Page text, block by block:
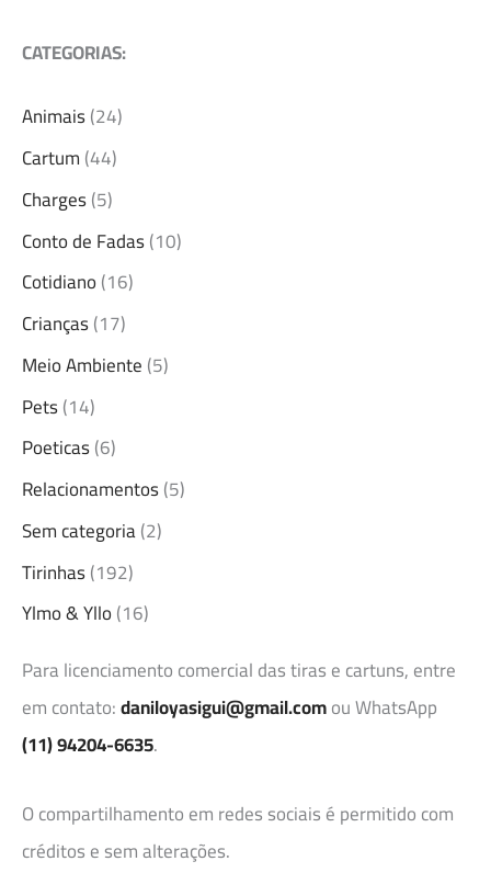
CATEGORIAS:
Animais(24)
Cartum(44)
Charges(5)
Conto de Fadas(10)
Cotidiano(16)
Crianças(17)
Meio Ambiente(5)
Pets(14)
Poeticas(6)
Relacionamentos(5)
Sem categoria(2)
Tirinhas(192)
Ylmo & Yllo(16)
Para licenciamento comercial das tiras e cartuns, entre
em contato:daniloyasigui@gmail.comou WhatsApp
(11) 94204-6635.
O compartilhamento em redes sociais é permitido com
créditos e sem alterações.